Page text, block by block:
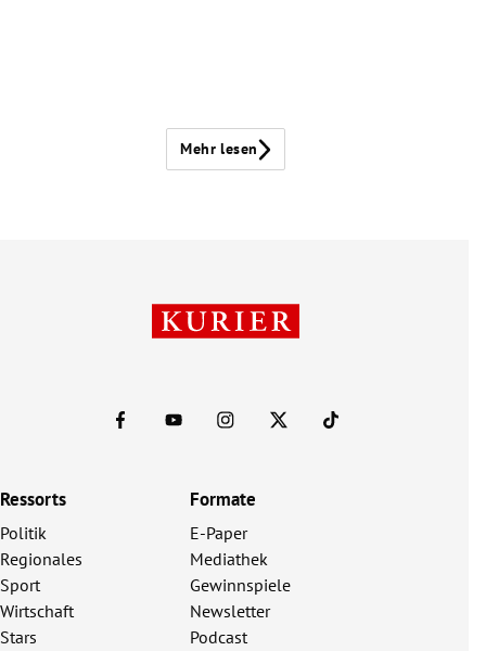
Mehr lesen
Ressorts
Politik
Regionales
Sport
Wirtschaft
Stars
Formate
E-Paper
Mediathek
Gewinnspiele
Newsletter
Podcast